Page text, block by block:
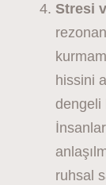
Stresi
hissini
dengeli
ruhsal